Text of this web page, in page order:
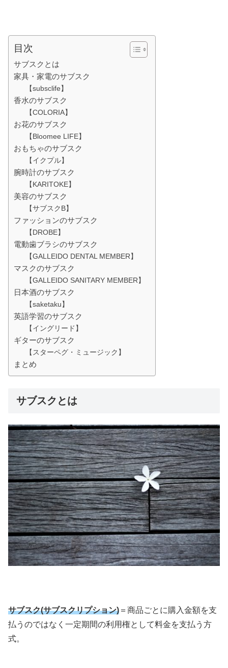
目次
サブスクとは
家具・家電のサブスク
【subsclife】
香水のサブスク
【COLORIA】
お花のサブスク
【Bloomee LIFE】
おもちゃのサブスク
【イクプル】
腕時計のサブスク
【KARITOKE】
美容のサブスク
【サブスクB】
ファッションのサブスク
【DROBE】
電動歯ブラシのサブスク
【GALLEIDO DENTAL MEMBER】
マスクのサブスク
【GALLEIDO SANITARY MEMBER】
日本酒のサブスク
【saketaku】
英語学習のサブスク
【イングリード】
ギターのサブスク
【スターペグ・ミュージック】
まとめ
サブスクとは
サブスク(サブスクリプション) ＝商品ごとに購入金額を支
払うのではなく一定期間の利用権として料金を支払う方
式。